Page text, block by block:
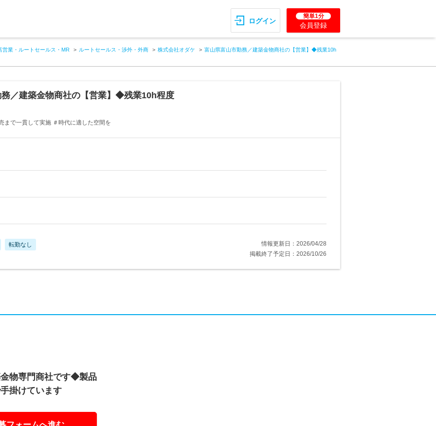
ログイン
簡単1分
会員登録
営業・ルートセールス・MR ルートセールス・渉外・外商 株式会社オダケ 富山県富山市勤務／建築金物商社の【営業】◆残業10h
／建築金物商社の【営業】◆残業10h程度
まで一貫して実施 ＃時代に適した空間を
転勤なし
情報更新日：2026/04/28
掲載終了予定日：2026/10/26
物専門商社です◆製品
掛けています